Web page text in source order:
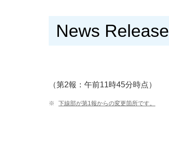
News Release
（第2報：午前11時45分時点）
※ 下線部が第1報からの変更箇所です。